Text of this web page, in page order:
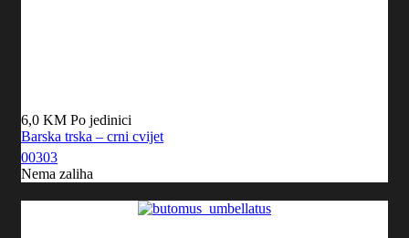
6,0 KM Po jedinici
Barska trska – crni cvijet
00303
Nema zaliha